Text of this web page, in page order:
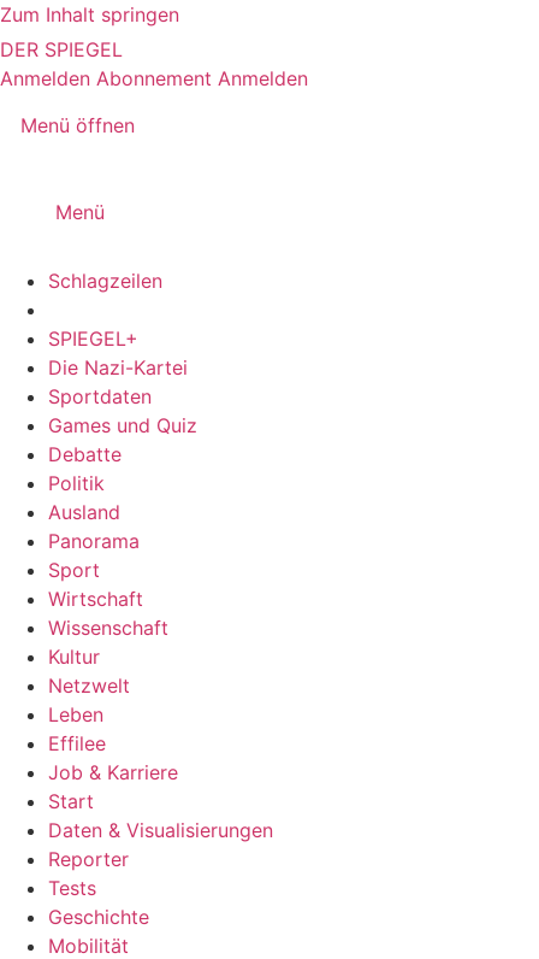
Zum Inhalt springen
DER SPIEGEL
Anmelden Abonnement Anmelden
Menü öffnen
Menü
Schlagzeilen
SPIEGEL+
Die Nazi-Kartei
Sportdaten
Games und Quiz
Debatte
Politik
Ausland
Panorama
Sport
Wirtschaft
Wissenschaft
Kultur
Netzwelt
Leben
Effilee
Job & Karriere
Start
Daten & Visualisierungen
Reporter
Tests
Geschichte
Mobilität